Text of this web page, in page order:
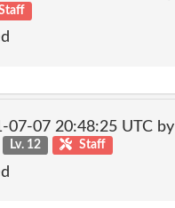
07-07 20:48:25 UTC by
Lv. 12 Staff